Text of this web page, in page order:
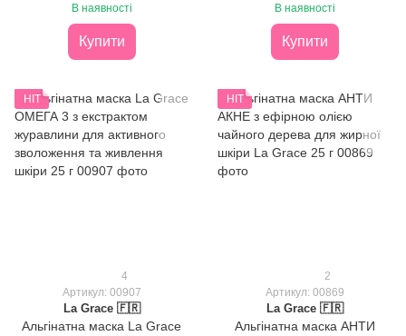
В наявності
Купити
В наявності
Купити
HIT
4
Артикул: 00907
La Grace 🇫🇷
Альгінатна маска La Grace
HIT
2
Артикул: 00869
La Grace 🇫🇷
Альгінатна маска АНТИ